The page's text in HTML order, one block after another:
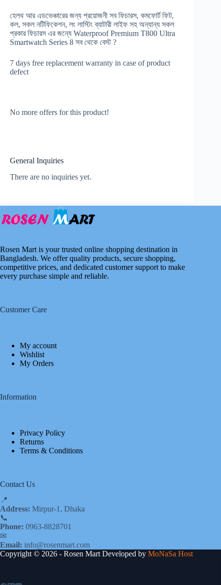
হেলথ আর এডভেঞ্চারের জন্য প্রয়োজনী সব ফিচারস, কমফোর্ট ফিট,
কল, সকল নটিফিকেশন, লং লাস্টিং ব্যাটারী লাইফ সহ অন্যান্য সকল
প্রকার ফিচারস এর জন্যে Waterproof Premium T800 Ultra
Smartwatch Series 8 সব থেকে বেস্ট ?
7 days free replacement warranty in case of product
defect
No more offers for this product!
General Inquiries
There are no inquiries yet.
Rosen Mart is your trusted online shopping destination in
Bangladesh. We offer quality products, secure shopping,
competitive prices, and dedicated customer support to make
every purchase simple and reliable.
Customer Care
My account
Wishlist
My Orders
Information
Privacy Policy
Returns
Terms & Conditions
Contact Us
📍
Address: Mirpur-1, Dhaka
📞
Phone: 0963-8828701
✉
Email: info@rosenmart.com
Copyright © 2026 - Rosen Mart Developed by MoNaSa Host